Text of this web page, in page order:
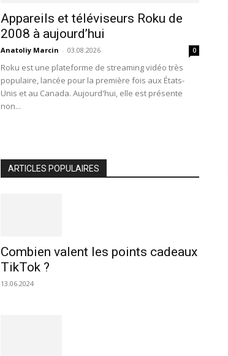
Appareils et téléviseurs Roku de
2008 à aujourd’hui
Anatoliy Marcin - 03.08.2026 0
Roku est une plateforme de streaming vidéo très
populaire, lancée pour la première fois aux États-
Unis et au Canada. Aujourd'hui, elle est présente
non...
ARTICLES POPULAIRES
Combien valent les points cadeaux
TikTok ?
13.06.2024